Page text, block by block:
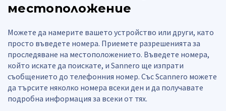
местоположение
Можете да намерите вашето устройство или други, като
просто въведете номера. Приемете разрешенията за
проследяване на местоположението. Въведете номера,
който искате да поискате, и Sannero ще изпрати
съобщението до телефонния номер. Със Scannero можете
да търсите няколко номера всеки ден и да получавате
подробна информация за всеки от тях.